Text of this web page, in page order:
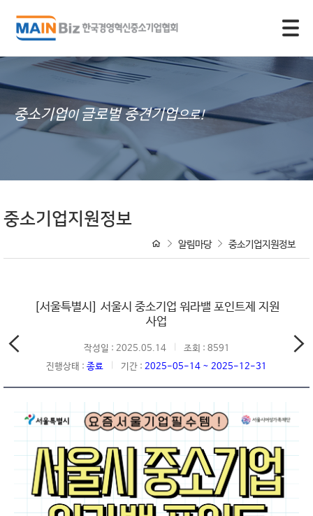
중소기업이 글로벌 중견기업으로!
중소기업지원정보
알림마당 중소기업지원정보
[서울특별시] 서울시 중소기업 워라밸 포인트제 지원
사업
작성일 : 2025.05.14
조회 : 8591
진행상태 : 종료 기간 : 2025-05-14 ~ 2025-12-31